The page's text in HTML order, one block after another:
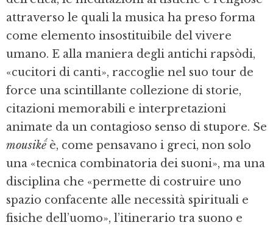
attraverso le quali la musica ha preso forma
come elemento insostituibile del vivere
umano. E alla maniera degli antichi rapsòdi,
«cucitori di canti», raccoglie nel suo tour de
force una scintillante collezione di storie,
citazioni memorabili e interpretazioni
animate da un contagioso senso di stupore. Se
mousikḗè, come pensavano i greci, non solo
una «tecnica combinatoria dei suoni», ma una
disciplina che «permette di costruire uno
spazio confacente alle necessità spirituali e
fisiche dell’uomo», l’itinerario tra suono e